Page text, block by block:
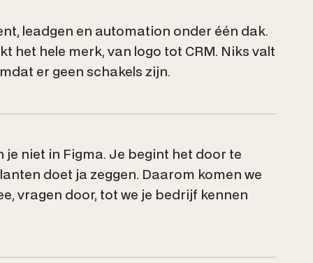
leadgen en automation onder één dak.
het hele merk, van logo tot CRM. Niks valt
er geen schakels zijn.
je niet in Figma. Je begint het door te
doet ja zeggen. Daarom komen we
vragen door, tot we je bedrijf kennen